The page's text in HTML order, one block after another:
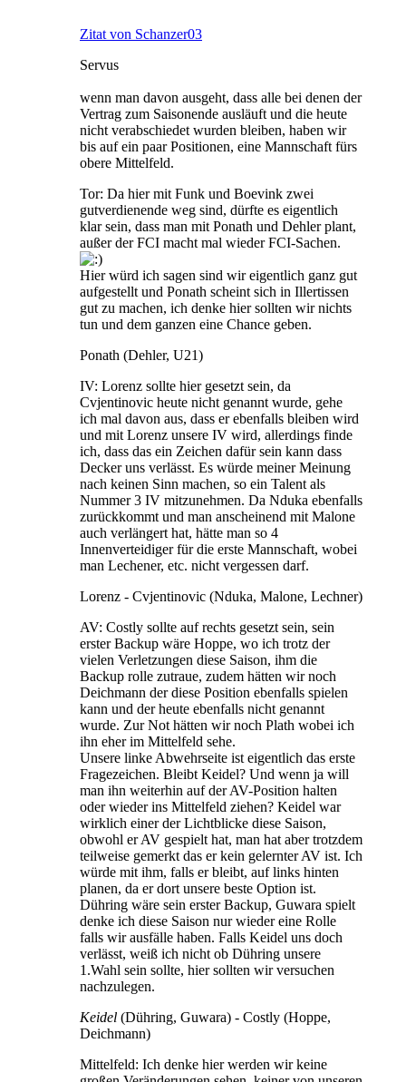
Zitat von Schanzer03
Servus
wenn man davon ausgeht, dass alle bei denen der
Vertrag zum Saisonende ausläuft und die heute
nicht verabschiedet wurden bleiben, haben wir
bis auf ein paar Positionen, eine Mannschaft fürs
obere Mittelfeld.
Tor: Da hier mit Funk und Boevink zwei
gutverdienende weg sind, dürfte es eigentlich
klar sein, dass man mit Ponath und Dehler plant,
außer der FCI macht mal wieder FCI-Sachen.
Hier würd ich sagen sind wir eigentlich ganz gut
aufgestellt und Ponath scheint sich in Illertissen
gut zu machen, ich denke hier sollten wir nichts
tun und dem ganzen eine Chance geben.
Ponath (Dehler, U21)
IV: Lorenz sollte hier gesetzt sein, da
Cvjentinovic heute nicht genannt wurde, gehe
ich mal davon aus, dass er ebenfalls bleiben wird
und mit Lorenz unsere IV wird, allerdings finde
ich, dass das ein Zeichen dafür sein kann dass
Decker uns verlässt. Es würde meiner Meinung
nach keinen Sinn machen, so ein Talent als
Nummer 3 IV mitzunehmen. Da Nduka ebenfalls
zurückkommt und man anscheinend mit Malone
auch verlängert hat, hätte man so 4
Innenverteidiger für die erste Mannschaft, wobei
man Lechener, etc. nicht vergessen darf.
Lorenz - Cvjentinovic (Nduka, Malone, Lechner)
AV: Costly sollte auf rechts gesetzt sein, sein
erster Backup wäre Hoppe, wo ich trotz der
vielen Verletzungen diese Saison, ihm die
Backup rolle zutraue, zudem hätten wir noch
Deichmann der diese Position ebenfalls spielen
kann und der heute ebenfalls nicht genannt
wurde. Zur Not hätten wir noch Plath wobei ich
ihn eher im Mittelfeld sehe.
Unsere linke Abwehrseite ist eigentlich das erste
Fragezeichen. Bleibt Keidel? Und wenn ja will
man ihn weiterhin auf der AV-Position halten
oder wieder ins Mittelfeld ziehen? Keidel war
wirklich einer der Lichtblicke diese Saison,
obwohl er AV gespielt hat, man hat aber trotzdem
teilweise gemerkt das er kein gelernter AV ist. Ich
würde mit ihm, falls er bleibt, auf links hinten
planen, da er dort unsere beste Option ist.
Dühring wäre sein erster Backup, Guwara spielt
denke ich diese Saison nur wieder eine Rolle
falls wir ausfälle haben. Falls Keidel uns doch
verlässt, weiß ich nicht ob Dühring unsere
1.Wahl sein sollte, hier sollten wir versuchen
nachzulegen.
Keidel (Dühring, Guwara) - Costly (Hoppe,
Deichmann)
Mittelfeld: Ich denke hier werden wir keine